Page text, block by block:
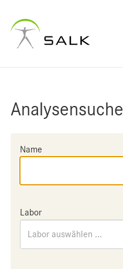
Analysensuche
Name
Labor
Labor auswählen ...